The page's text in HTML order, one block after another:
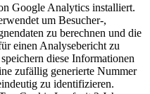
Google Analytics installiert.
um Besucher-,
zu berechnen und die
einen Analysebericht zu
diese Informationen
zufällig generierte Nummer
zu identifizieren.